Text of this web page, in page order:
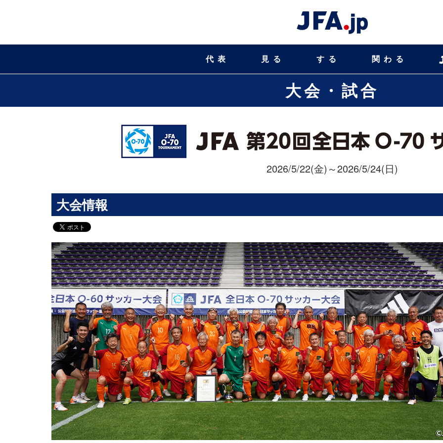
代表 見る する 関わる
大会・試合
2026/5/22(金)～2026/5/24(日)
大会情報